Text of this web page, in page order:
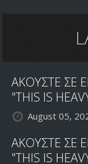
ΑΚΟΥΣΤΕ ΣΕ
"THIS IS
August 05,
ΑΚΟΥΣΤΕ ΣΕ
"THIS IS